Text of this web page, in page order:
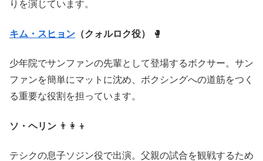
りを演じています。
キム・スヒョン （クォルロク役） 🥊
少年院でサンファンの先輩として登場するボクサー。サン
ファンを簡単にマットに沈め、ボクシングへの道筋をつく
る重要な役割を担っています。
ソ・ヘリン 👨‍👩‍👦
テシクの息子ソジン役で出演。父親の試合を観戦するため